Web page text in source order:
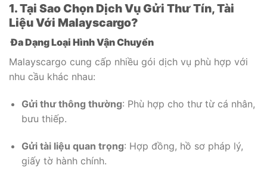
1. Tại Sao Chọn Dịch Vụ Gửi Thư Tín, Tài
Liệu Với Malayscargo?
Đa Dạng Loại Hình Vận Chuyển
Malayscargo cung cấp nhiều gói dịch vụ phù hợp với
nhu cầu khác nhau:
Gửi thư thông thường: Phù hợp cho thư từ cá nhân,
bưu thiếp.
Gửi tài liệu quan trọng: Hợp đồng, hồ sơ pháp lý,
giấy tờ hành chính.